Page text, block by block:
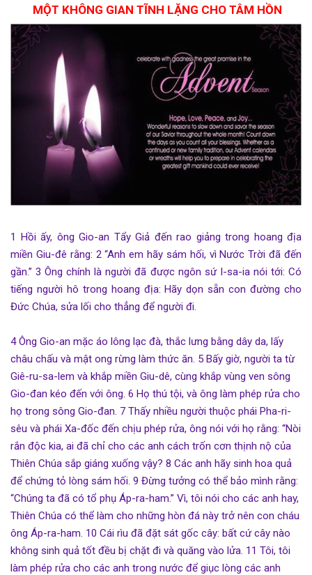
MỘT KHÔNG GIAN TĨNH LẶNG CHO TÂM HỒN
1 Hồi ấy, ông Gio-an Tẩy Giả đến rao giảng trong hoang địa
miền Giu-đê rằng: 2 “Anh em hãy sám hối, vì Nước Trời đã đến
gần.” 3 Ông chính là người đã được ngôn sứ I-sa-ia nói tới: Có
tiếng người hô trong hoang địa: Hãy dọn sẵn con đường cho
Đức Chúa, sửa lối cho thẳng để người đi.
4 Ông Gio-an mặc áo lông lạc đà, thắc lưng bằng dây da, lấy
châu chấu và mật ong rừng làm thức ăn. 5 Bấy giờ, người ta từ
Giê-ru-sa-lem và khắp miền Giu-dê, cùng khắp vùng ven sông
Gio-đan kéo đến với ông. 6 Họ thú tội, và ông làm phép rửa cho
họ trong sông Gio-đan. 7 Thấy nhiều người thuộc phái Pha-ri-
sêu và phái Xa-đốc đến chịu phép rửa, ông nói với họ rằng: “Nòi
rắn độc kia, ai đã chỉ cho các anh cách trốn cơn thịnh nộ của
Thiên Chúa sắp giáng xuống vậy? 8 Các anh hãy sinh hoa quả
để chứng tỏ lòng sám hối. 9 Đừng tưởng có thể bảo mình rằng:
“Chúng ta đã có tổ phụ Áp-ra-ham.” Vì, tôi nói cho các anh hay,
Thiên Chúa có thể làm cho những hòn đá này trở nên con cháu
ông Áp-ra-ham. 10 Cái rìu đã đặt sát gốc cây: bất cứ cây nào
không sinh quả tốt đều bị chặt đi và quăng vào lửa. 11 Tôi, tôi
làm phép rửa cho các anh trong nước để giục lòng các anh